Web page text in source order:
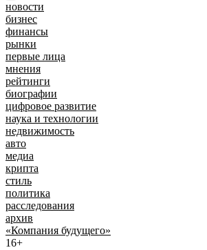
новости
бизнес
финансы
рынки
первые лица
мнения
рейтинги
биографии
цифровое развитие
наука и технологии
недвижимость
авто
медиа
крипта
стиль
политика
расследования
архив
«Компания будущего»
16+